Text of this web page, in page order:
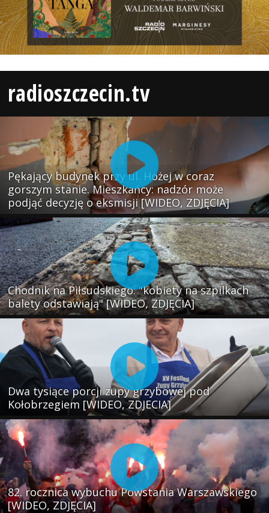
radioszczecin.tv
Pękający budynek przy ul. Hożej w coraz
gorszym stanie. Mieszkańcy: nadzór może
podjąć decyzję o eksmisji [WIDEO, ZDJĘCIA]
Chodnik na Piłsudskiego: "kobiety na szpilkach
balety odstawiają" [WIDEO, ZDJĘCIA]
Dwa tysiące porcji zupy grzybowej pod
Kołobrzegiem [WIDEO, ZDJECIA]
82. rocznica wybuchu Powstania Warszawskiego
[WIDEO, ZDJĘCIA]